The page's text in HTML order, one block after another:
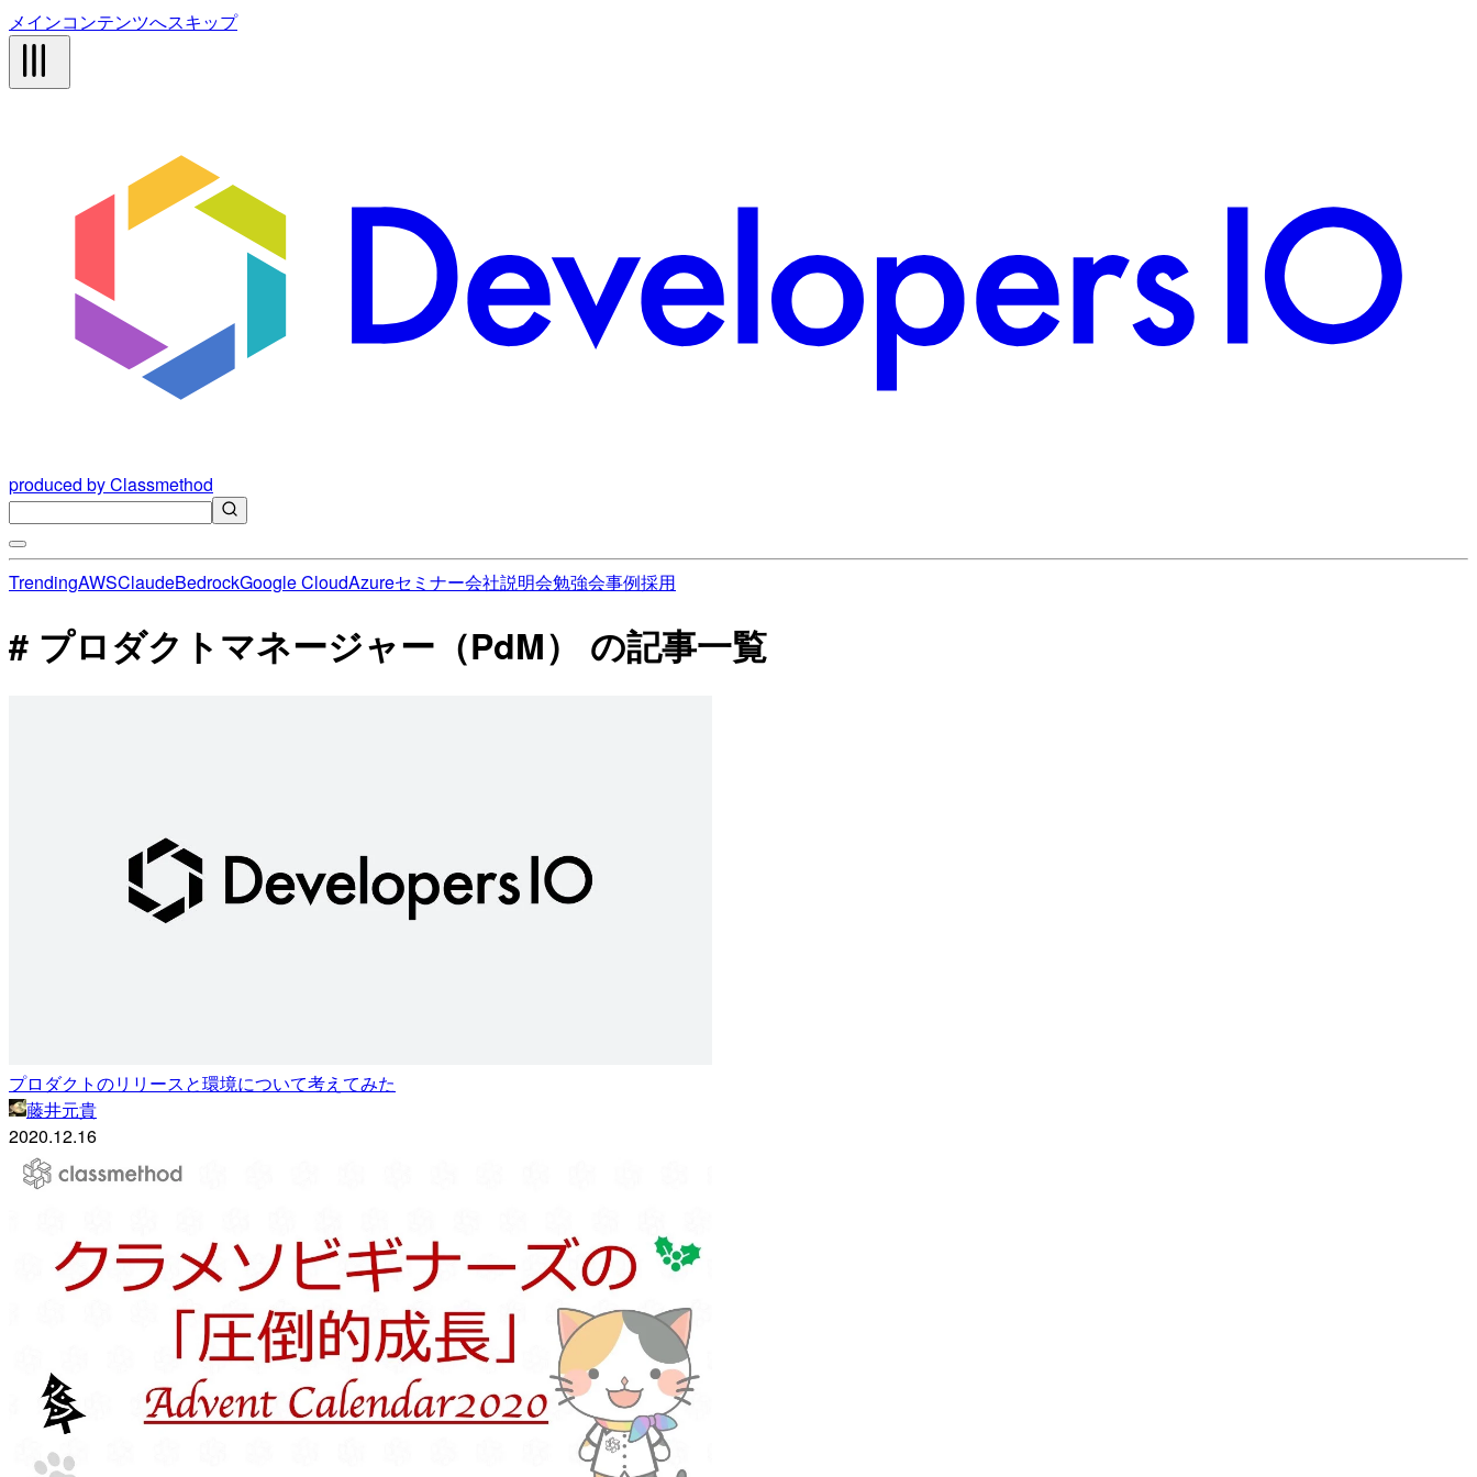
メインコンテンツへスキップ
produced by Classmethod
TrendingAWSClaudeBedrockGoogle CloudAzureセミナー会社説明会勉強会事例採用
# プロダクトマネージャー（PdM） の記事一覧
プロダクトのリリースと環境について考えてみた
藤井元貴
2020.12.16